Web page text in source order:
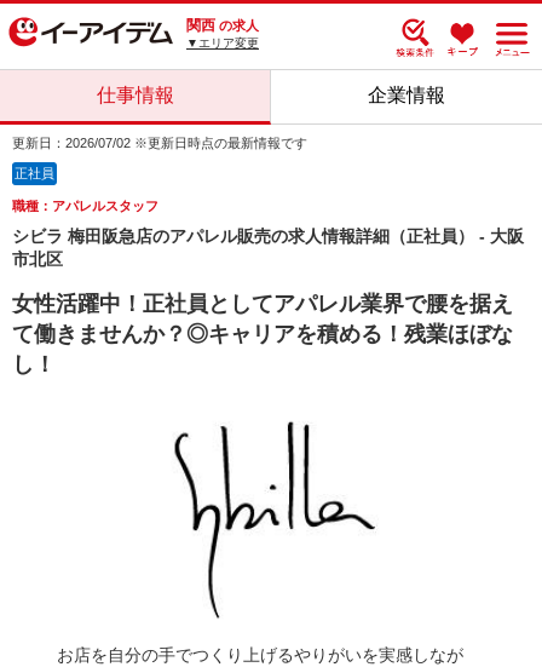
関西 の求人
▼エリア変更
仕事情報 企業情報
更新日：2026/07/02 ※更新日時点の最新情報です
正社員
職種：アパレルスタッフ
シビラ 梅田阪急店のアパレル販売の求人情報詳細（正社員） - 大阪
市北区
女性活躍中！正社員としてアパレル業界で腰を据え
て働きませんか？◎キャリアを積める！残業ほぼな
し！
お店を自分の手でつくり上げるやりがいを実感しなが